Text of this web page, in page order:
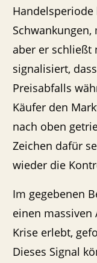
aber er schließt
signalisiert,
Preisabfalls
Käufer den
nach oben
Zeichen dafür
wieder die
Im gegebenen
einen massiven
Krise erlebt,
Dieses Signal